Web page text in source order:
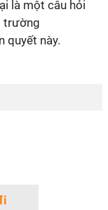
là một câu hỏi
trường
quyết này.